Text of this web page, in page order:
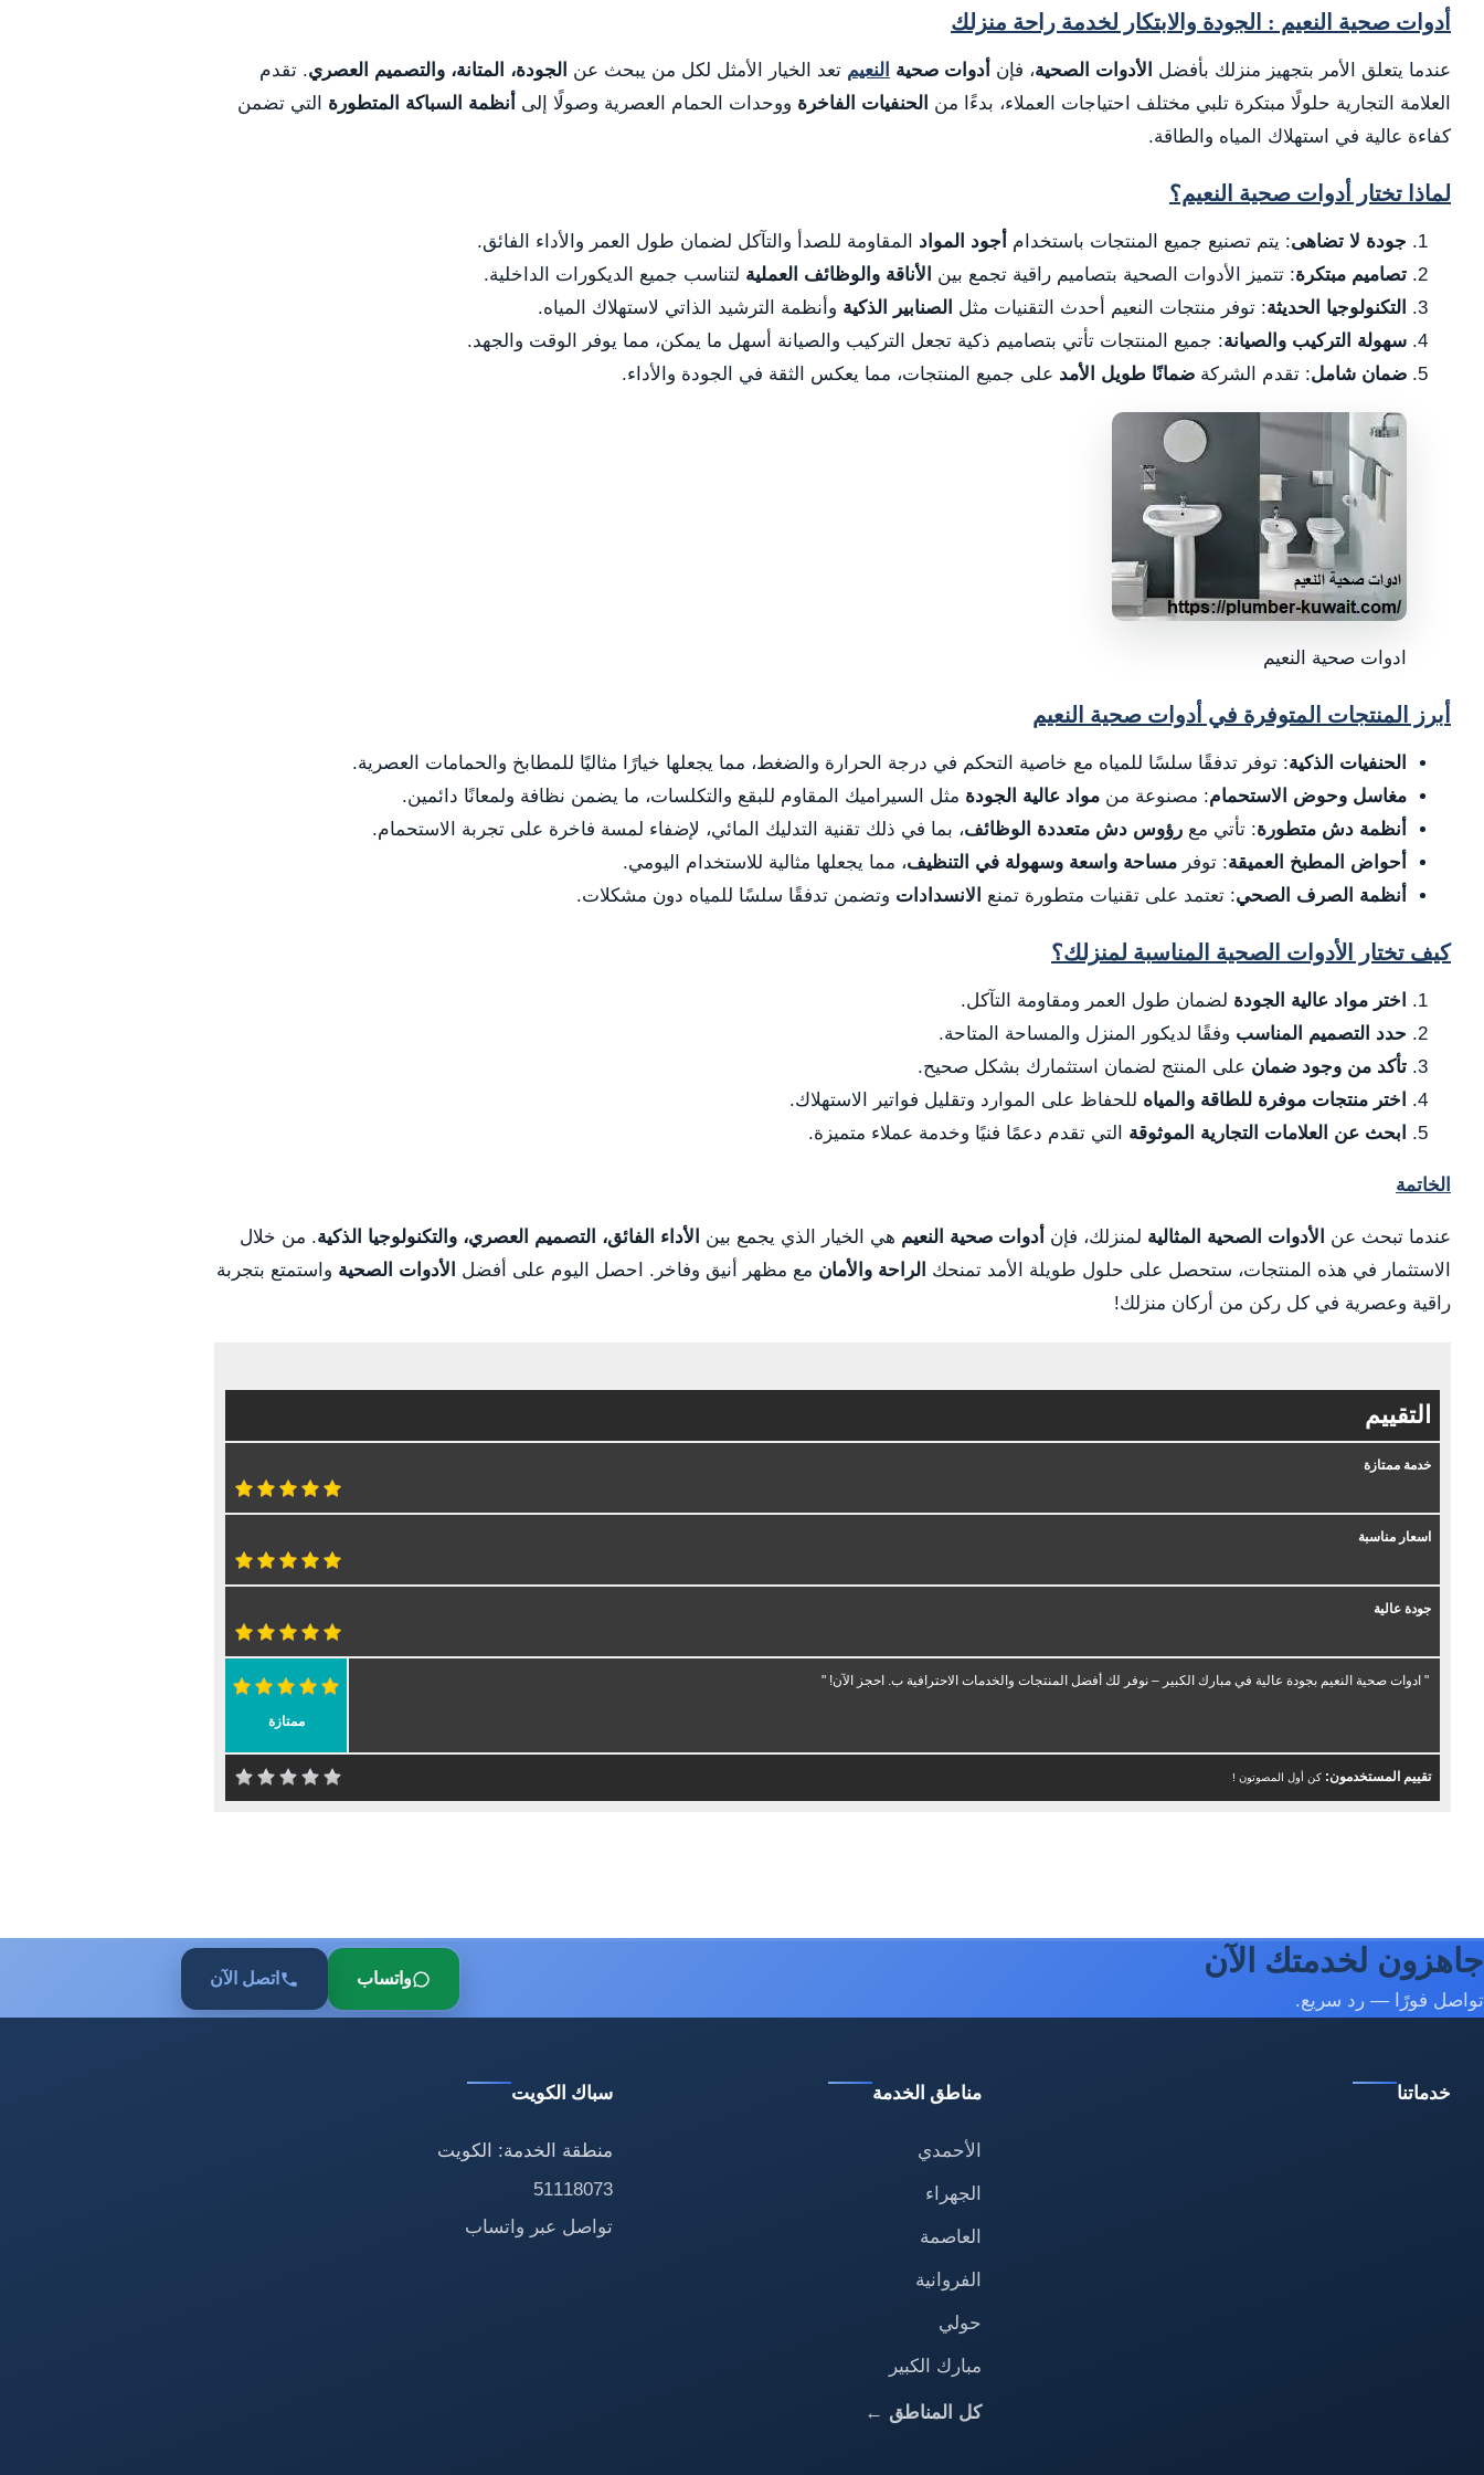
أدوات صحية النعيم : الجودة والابتكار لخدمة راحة منزلك
عندما يتعلق الأمر بتجهيز منزلك بأفضل الأدوات الصحية، فإن أدوات صحية النعيم تعد الخيار الأمثل لكل من يبحث عن الجودة، المتانة، والتصميم العصري. تقدم
العلامة التجارية حلولًا مبتكرة تلبي مختلف احتياجات العملاء، بدءًا من الحنفيات الفاخرة ووحدات الحمام العصرية وصولًا إلى أنظمة السباكة المتطورة التي تضمن
كفاءة عالية في استهلاك المياه والطاقة.
لماذا تختار أدوات صحية النعيم؟
جودة لا تضاهى: يتم تصنيع جميع المنتجات باستخدام أجود المواد المقاومة للصدأ والتآكل لضمان طول العمر والأداء الفائق.
تصاميم مبتكرة: تتميز الأدوات الصحية بتصاميم راقية تجمع بين الأناقة والوظائف العملية لتناسب جميع الديكورات الداخلية.
التكنولوجيا الحديثة: توفر منتجات النعيم أحدث التقنيات مثل الصنابير الذكية وأنظمة الترشيد الذاتي لاستهلاك المياه.
سهولة التركيب والصيانة: جميع المنتجات تأتي بتصاميم ذكية تجعل التركيب والصيانة أسهل ما يمكن، مما يوفر الوقت والجهد.
ضمان شامل: تقدم الشركة ضمانًا طويل الأمد على جميع المنتجات، مما يعكس الثقة في الجودة والأداء.
ادوات صحية النعيم
أبرز المنتجات المتوفرة في أدوات صحية النعيم
الحنفيات الذكية: توفر تدفقًا سلسًا للمياه مع خاصية التحكم في درجة الحرارة والضغط، مما يجعلها خيارًا مثاليًا للمطابخ والحمامات العصرية.
مغاسل وحوض الاستحمام: مصنوعة من مواد عالية الجودة مثل السيراميك المقاوم للبقع والتكلسات، ما يضمن نظافة ولمعانًا دائمين.
أنظمة دش متطورة: تأتي مع رؤوس دش متعددة الوظائف، بما في ذلك تقنية التدليك المائي، لإضفاء لمسة فاخرة على تجربة الاستحمام.
أحواض المطبخ العميقة: توفر مساحة واسعة وسهولة في التنظيف، مما يجعلها مثالية للاستخدام اليومي.
أنظمة الصرف الصحي: تعتمد على تقنيات متطورة تمنع الانسدادات وتضمن تدفقًا سلسًا للمياه دون مشكلات.
كيف تختار الأدوات الصحية المناسبة لمنزلك؟
اختر مواد عالية الجودة لضمان طول العمر ومقاومة التآكل.
حدد التصميم المناسب وفقًا لديكور المنزل والمساحة المتاحة.
تأكد من وجود ضمان على المنتج لضمان استثمارك بشكل صحيح.
اختر منتجات موفرة للطاقة والمياه للحفاظ على الموارد وتقليل فواتير الاستهلاك.
ابحث عن العلامات التجارية الموثوقة التي تقدم دعمًا فنيًا وخدمة عملاء متميزة.
الخاتمة
عندما تبحث عن الأدوات الصحية المثالية لمنزلك، فإن أدوات صحية النعيم هي الخيار الذي يجمع بين الأداء الفائق، التصميم العصري، والتكنولوجيا الذكية. من خلال
الاستثمار في هذه المنتجات، ستحصل على حلول طويلة الأمد تمنحك الراحة والأمان مع مظهر أنيق وفاخر. احصل اليوم على أفضل الأدوات الصحية واستمتع بتجربة
راقية وعصرية في كل ركن من أركان منزلك!
التقييم
خدمة ممتازة
اسعار مناسبة
جودة عالية
ممتازة
" ادوات صحية النعيم بجودة عالية في مبارك الكبير – نوفر لك أفضل المنتجات والخدمات الاحترافية ب. احجز الآن! "
تقييم المستخدمون: كن أول المصوتون !
جاهزون لخدمتك الآن
تواصل فورًا — رد سريع.
واتساب اتصل الآن
خدماتنا مناطق الخدمة
الأحمدي
الجهراء
العاصمة
الفروانية
حولي
مبارك الكبير
كل المناطق ←
سباك الكويت
منطقة الخدمة: الكويت
51118073
تواصل عبر واتساب